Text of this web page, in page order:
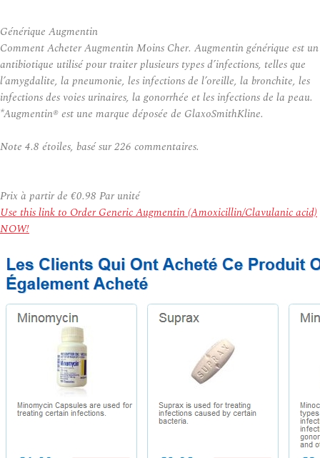
Générique Augmentin
Comment Acheter Augmentin Moins Cher. Augmentin générique est un
antibiotique utilisé pour traiter plusieurs types d’infections, telles que
l’amygdalite, la pneumonie, les infections de l’oreille, la bronchite, les
infections des voies urinaires, la gonorrhée et les infections de la peau.
*Augmentin® est une marque déposée de GlaxoSmithKline.
Note 4.8 étoiles, basé sur226 commentaires.
Prix à partir de €0.98 Par unité
Use this link to Order Generic Augmentin (Amoxicillin/Clavulanic acid)
NOW!